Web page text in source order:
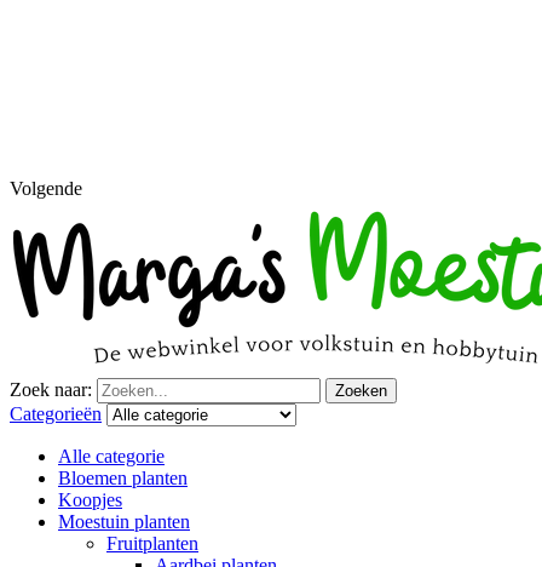
Volgende
Zoek naar: Zoeken
Categorieën
Alle categorie
Bloemen planten
Koopjes
Moestuin planten
Fruitplanten